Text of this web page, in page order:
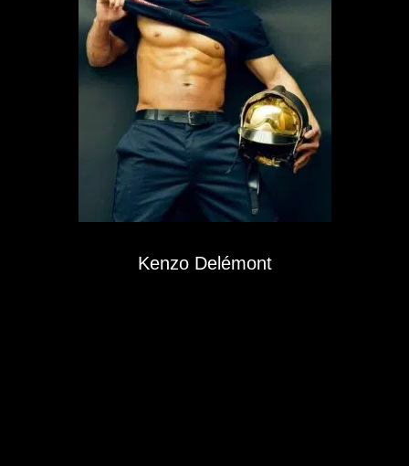
Kenzo Delémont